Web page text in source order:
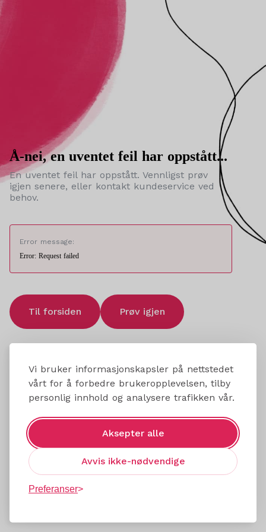
Vi bruker informasjonskapsler på nettstedet
vårt for å forbedre brukeropplevelsen, tilby
personlig innhold og analysere trafikken vår.
Aksepter alle
Avvis ikke-nødvendige
Preferanser
Å-nei, en uventet feil har oppstått...
En uventet feil har oppstått. Vennligst prøv
igjen senere, eller kontakt kundeservice ved
behov.
Error message:
Error: Request failed
Til forsiden Prøv igjen